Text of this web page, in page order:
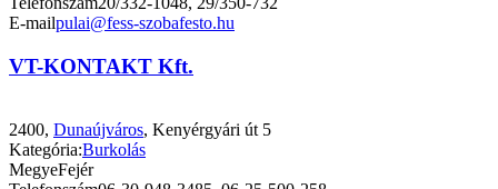
E-mailpulai@fess-szobafesto.hu
VT-KONTAKT Kft.
2400, Dunaújváros, Kenyérgyári út 5
Kategória:Burkolás
MegyeFejér